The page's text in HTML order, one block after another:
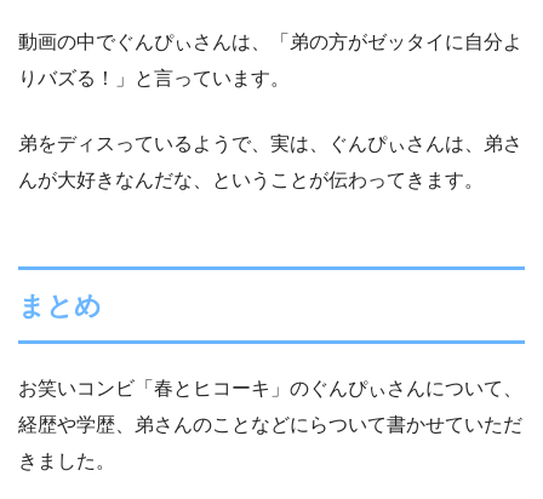
動画の中でぐんぴぃさんは、「弟の方がゼッタイに自分よ
りバズる！」と言っています。
弟をディスっているようで、実は、ぐんぴぃさんは、弟さ
んが大好きなんだな、ということが伝わってきます。
まとめ
お笑いコンビ「春とヒコーキ」のぐんぴぃさんについて、
経歴や学歴、弟さんのことなどにらついて書かせていただ
きました。